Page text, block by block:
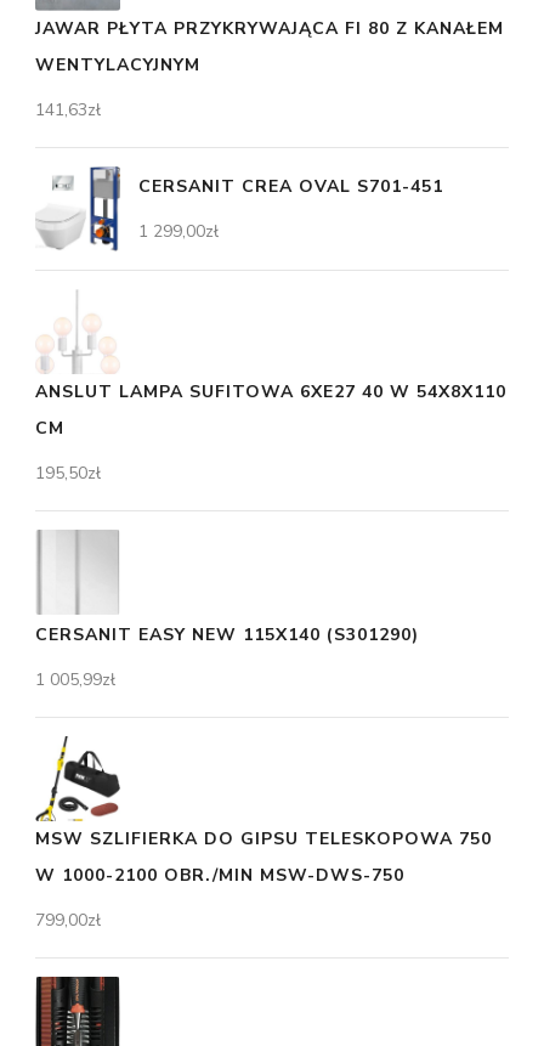
JAWAR PŁYTA PRZYKRYWAJĄCA FI 80 Z KANAŁEM
WENTYLACYJNYM
141,63zł
CERSANIT CREA OVAL S701-451
1 299,00zł
ANSLUT LAMPA SUFITOWA 6XE27 40 W 54X8X110
CM
195,50zł
CERSANIT EASY NEW 115X140 (S301290)
1 005,99zł
MSW SZLIFIERKA DO GIPSU TELESKOPOWA 750
W 1000-2100 OBR./MIN MSW-DWS-750
799,00zł